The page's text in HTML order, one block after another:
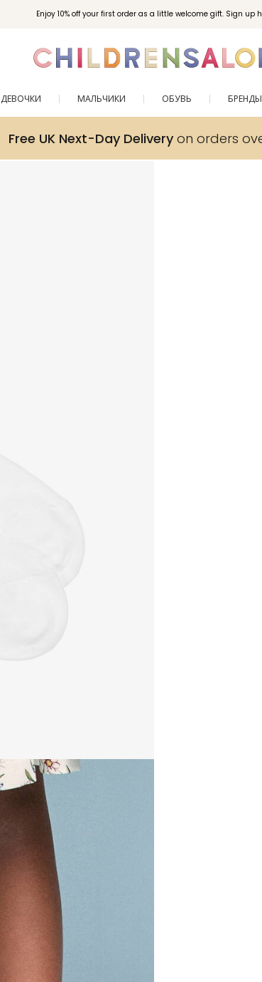
Enjoy 10% off your first order as a little welcome gift. Sign up
ДЕВОЧКИ МАЛЬЧИКИ ОБУВЬ БРЕНДЫ
Free UK Next-Day Deliveryon orders